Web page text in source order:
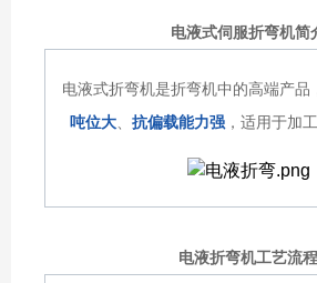
电液式伺服折弯机简
电液式折弯机是折弯机中的高端产品
吨位大
抗偏载能力强 ，适用于加
电液折弯机工艺流程